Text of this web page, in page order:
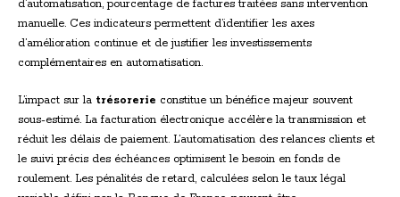
d’automatisation, pourcentage de factures traitées sans intervention
manuelle. Ces indicateurs permettent d’identifier les axes
d’amélioration continue et de justifier les investissements
complémentaires en automatisation.
L’impact sur la trésorerie constitue un bénéfice majeur souvent
sous-estimé. La facturation électronique accélère la transmission et
réduit les délais de paiement. L’automatisation des relances clients et
le suivi précis des échéances optimisent le besoin en fonds de
roulement. Les pénalités de retard, calculées selon le taux légal